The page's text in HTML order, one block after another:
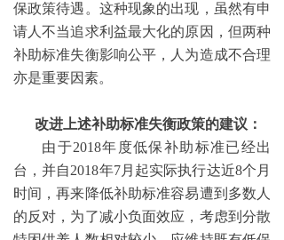
保政策待遇。这种现象的出现，虽然有申
请人不当追求利益最大化的原因，但两种
补助标准失衡影响公平，人为造成不合理
亦是重要因素。
改进上述补助标准失衡政策的建议：
由于2018年度低保补助标准已经出
台，并自2018年7月起实际执行达近8个月
时间，再来降低补助标准容易遭到多数人
的反对，为了减小负面效应，考虑到分散